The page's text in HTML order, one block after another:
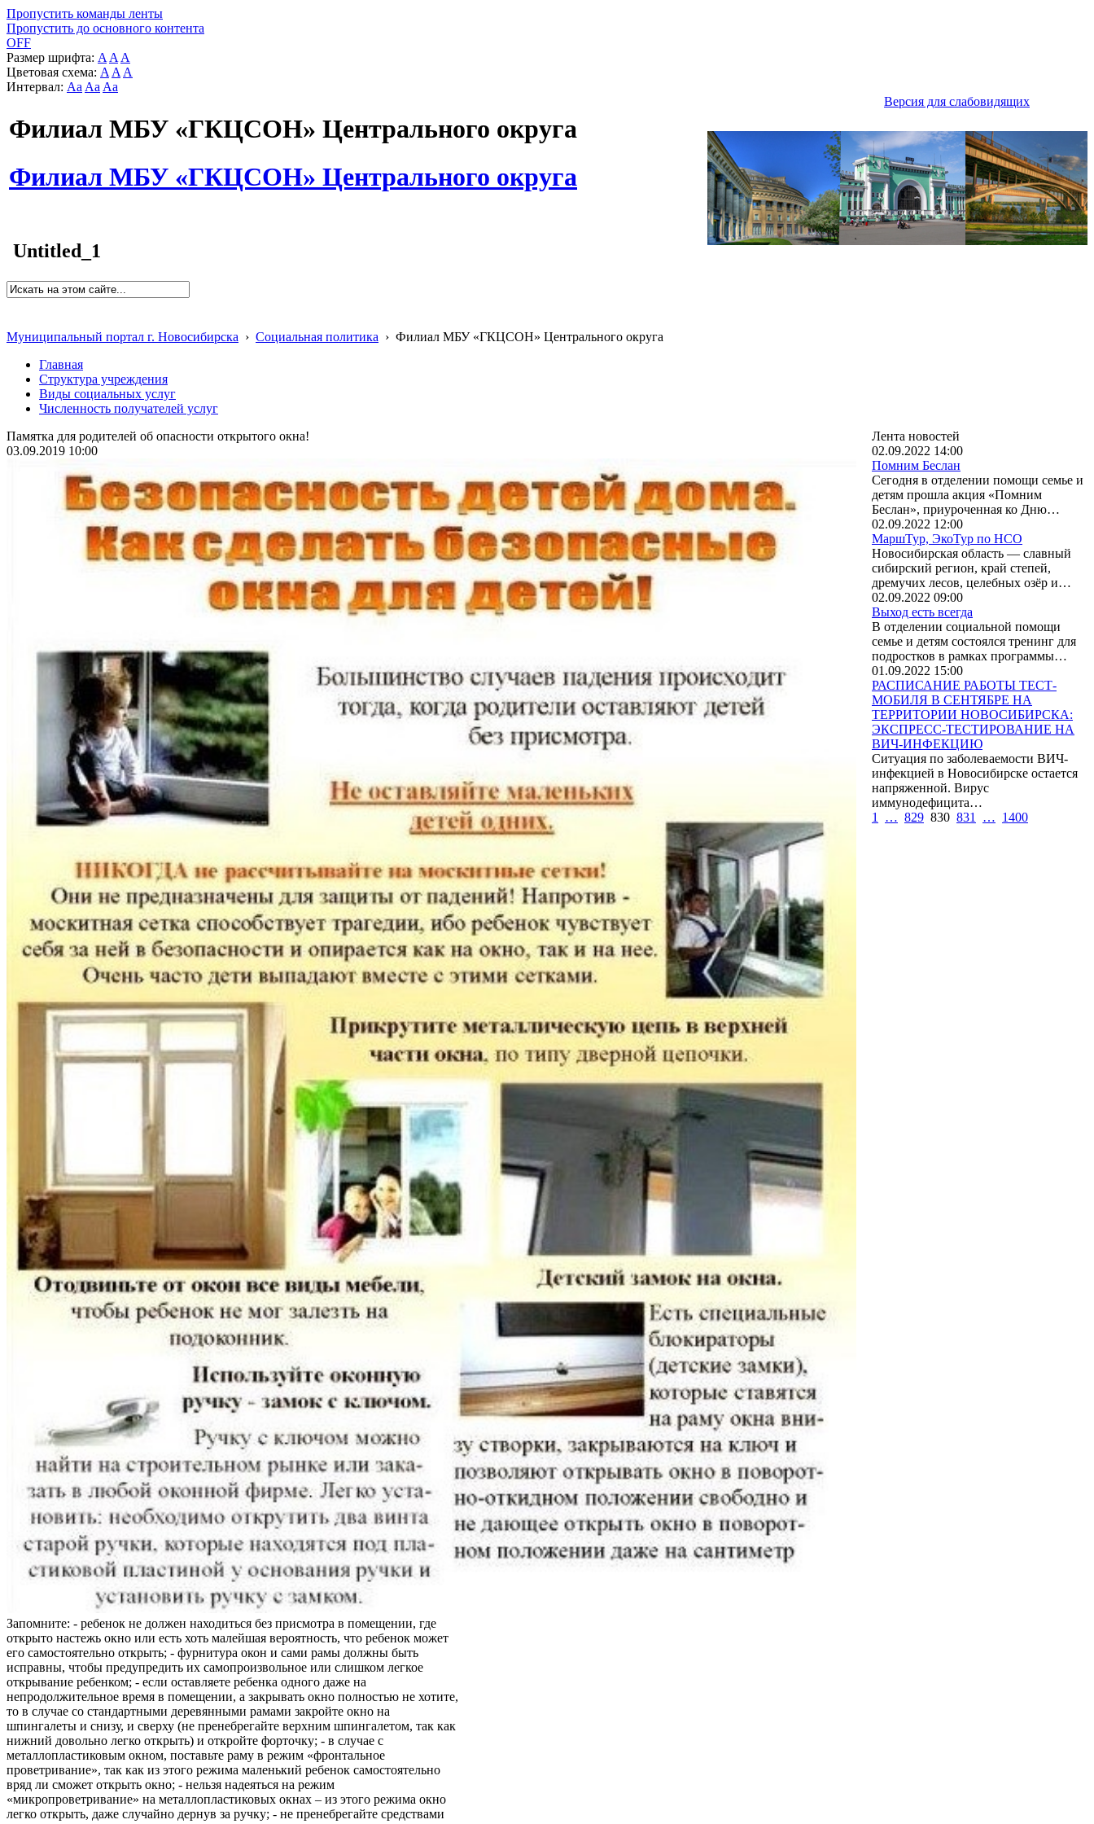
Пропустить команды ленты
Пропустить до основного контента
OFF
Размер шрифта: A A A
Цветовая схема: A A A
Интервал: Aa Aa Aa
Версия для слабовидящих
Филиал МБУ «ГКЦСОН» Центрального округа
Филиал МБУ «ГКЦСОН» Центрального округа
Untitled_1
Муниципальный портал г. Новосибирска › Социальная политика › Филиал МБУ «ГКЦСОН» Центрального округа
Главная
Структура учреждения
Виды социальных услуг
Численность получателей услуг
Памятка для родителей об опасности открытого окна!
03.09.2019 10:00
Запомните: - ребенок не должен находиться без присмотра в помещении, где
открыто настежь окно или есть хоть малейшая вероятность, что ребенок может
его самостоятельно открыть; - фурнитура окон и сами рамы должны быть
исправны, чтобы предупредить их самопроизвольное или слишком легкое
открывание ребенком; - если оставляете ребенка одного даже на
непродолжительное время в помещении, а закрывать окно полностью не хотите,
то в случае со стандартными деревянными рамами закройте окно на
шпингалеты и снизу, и сверху (не пренебрегайте верхним шпингалетом, так как
нижний довольно легко открыть) и откройте форточку; - в случае с
металлопластиковым окном, поставьте раму в режим «фронтальное
проветривание», так как из этого режима маленький ребенок самостоятельно
вряд ли сможет открыть окно; - нельзя надеяться на режим
«микропроветривание» на металлопластиковых окнах – из этого режима окно
легко открыть, даже случайно дернув за ручку; - не пренебрегайте средствами
Лента новостей
02.09.2022 14:00
Помним Беслан
Сегодня в отделении помощи семье и
детям прошла акция «Помним
Беслан», приуроченная ко Дню…
02.09.2022 12:00
МаршТур, ЭкоТур по НСО
Новосибирская область — славный
сибирский регион, край степей,
дремучих лесов, целебных озёр и…
02.09.2022 09:00
Выход есть всегда
В отделении социальной помощи
семье и детям состоялся тренинг для
подростков в рамках программы…
01.09.2022 15:00
РАСПИСАНИЕ РАБОТЫ ТЕСТ-
МОБИЛЯ В СЕНТЯБРЕ НА
ТЕРРИТОРИИ НОВОСИБИРСКА:
ЭКСПРЕСС-ТЕСТИРОВАНИЕ НА
ВИЧ-ИНФЕКЦИЮ
Ситуация по заболеваемости ВИЧ-
инфекцией в Новосибирске остается
напряженной. Вирус
иммунодефицита…
1
… 829 830 831 … 1400